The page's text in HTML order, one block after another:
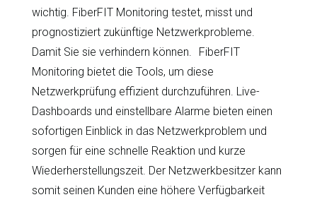
wichtig. FiberFIT Monitoring testet, misst und
prognostiziert zukünftige Netzwerkprobleme.
Damit Sie sie verhindern können. FiberFIT
Monitoring bietet die Tools, um diese
Netzwerkprüfung effizient durchzuführen. Live-
Dashboards und einstellbare Alarme bieten einen
sofortigen Einblick in das Netzwerkproblem und
sorgen für eine schnelle Reaktion und kurze
Wiederherstellungszeit. Der Netzwerkbesitzer kann
somit seinen Kunden eine höhere Verfügbarkeit